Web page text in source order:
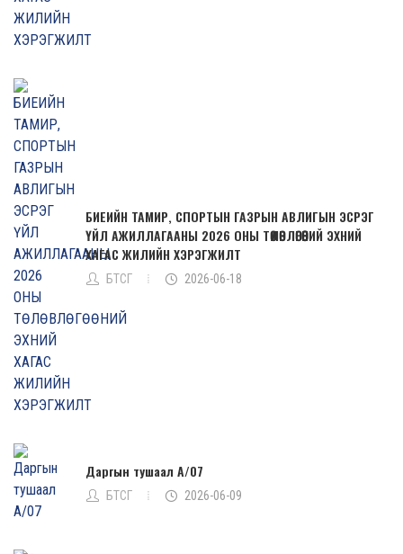
БИЕИЙН ТАМИР, СПОРТЫН ГАЗРЫН АВЛИГЫН ЭСРЭГ
ҮЙЛ АЖИЛЛАГААНЫ 2026 ОНЫ ТӨЛӨВЛӨГӨӨНИЙ ЭХНИЙ
ХАГАС ЖИЛИЙН ХЭРЭГЖИЛТ
БТСГ 2026-06-18
Даргын тушаал А/07
БТСГ 2026-06-09